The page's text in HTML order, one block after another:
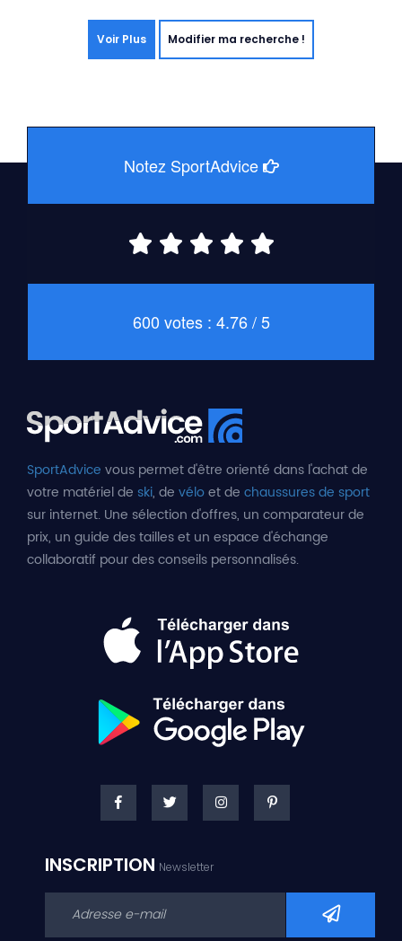
Voir Plus Modifier ma recherche !
Notez SportAdvice
600 votes : 4.76 / 5
SportAdvice vous permet d'être orienté dans l'achat de
votre matériel de ski, de véloet de chaussures de sport
sur internet. Une sélection d'offres, un comparateur de
prix, un guide des tailles et un espace d'échange
collaboratif pour des conseils personnalisés.
INSCRIPTION Newsletter